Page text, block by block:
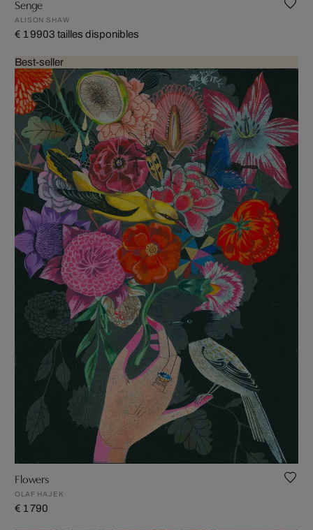
Senge
ALISON SHAW
€ 1 9903 tailles disponibles
Best-seller
Flowers
OLAF HAJEK
€ 1 790